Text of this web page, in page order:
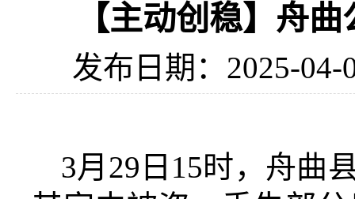
【主动创稳】舟
发布日期：2025-04-
3月29日15时，舟曲